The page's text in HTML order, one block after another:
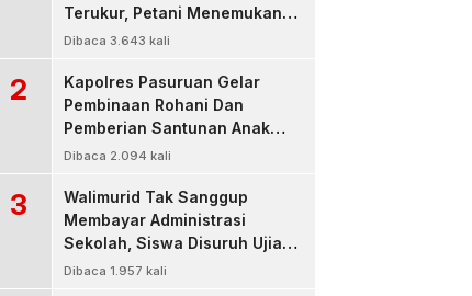
Terukur, Petani Menemukan
Penanggulangan Hama
Dibaca 3.643 kali
2
Kapolres Pasuruan Gelar
Pembinaan Rohani Dan
Pemberian Santunan Anak
Yatim untuk Tingkatkan
Dibaca 2.094 kali
3
Walimurid Tak Sanggup
Membayar Administrasi
Sekolah, Siswa Disuruh Ujian
di Luar Kelas
Dibaca 1.957 kali